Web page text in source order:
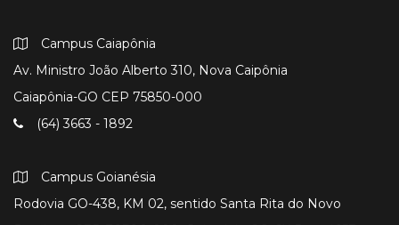
Campus Caiapônia
Av. Ministro João Alberto 310, Nova Caipônia
Caiapônia-GO CEP 75850-000
(64) 3663 - 1892
Campus Goianésia
Rodovia GO-438, KM 02, sentido Santa Rita do Novo